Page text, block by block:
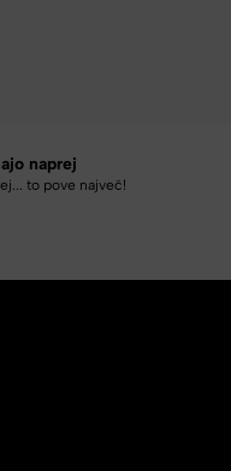
naprej
to pove največ!